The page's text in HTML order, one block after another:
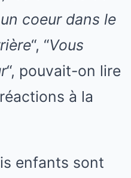
coeur dans le
“, “Vous
“, pouvait-on lire
à la
enfants sont